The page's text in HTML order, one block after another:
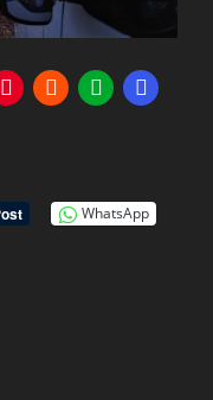
WhatsApp